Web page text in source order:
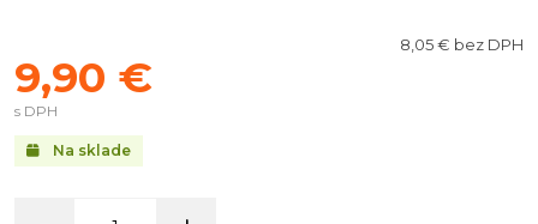
Na sklade
8,05 € bez DPH
9,90 €
s DPH